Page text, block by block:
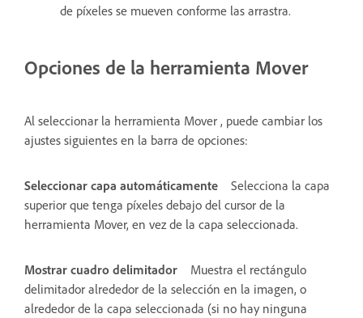
de píxeles se mueven conforme las arrastra.
Opciones de la herramienta Mover
Al seleccionar la herramienta Mover , puede cambiar los
ajustes siguientes en la barra de opciones:
Seleccionar capa automáticamente
Selecciona la capa
superior que tenga píxeles debajo del cursor de la
herramienta Mover, en vez de la capa seleccionada.
Mostrar cuadro delimitador
Muestra el rectángulo
delimitador alrededor de la selección en la imagen, o
alrededor de la capa seleccionada (si no hay ninguna